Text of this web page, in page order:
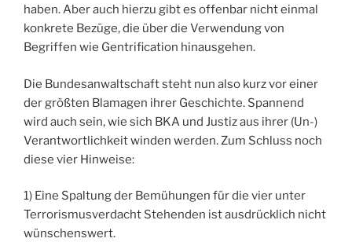
haben. Aber auch hierzu gibt es offenbar nicht einmal
konkrete Bezüge, die über die Verwendung von
Begriffen wie Gentrification hinausgehen.
Die Bundesanwaltschaft steht nun also kurz vor einer
der größten Blamagen ihrer Geschichte. Spannend
wird auch sein, wie sich BKA und Justiz aus ihrer (Un-)
Verantwortlichkeit winden werden. Zum Schluss noch
diese vier Hinweise:
1) Eine Spaltung der Bemühungen für die vier unter
Terrorismusverdacht Stehenden ist ausdrücklich nicht
wünschenswert.